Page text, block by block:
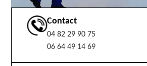
Contact
04 82 29 90 75
06 64 49 14 69